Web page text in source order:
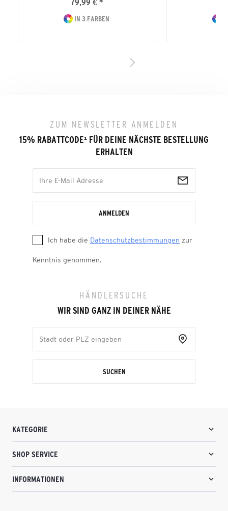
79,99 € *
IN 3 FARBEN
ZUM NEWSLETTER ANMELDEN
15% RABATTCODE¹ FÜR DEINE NÄCHSTE BESTELLUNG
ERHALTEN
ANMELDEN
Ich habe die Datenschutzbestimmungen zur
Kenntnis genommen.
HÄNDLERSUCHE
WIR SIND GANZ IN DEINER NÄHE
SUCHEN
KATEGORIE
SHOP SERVICE
INFORMATIONEN